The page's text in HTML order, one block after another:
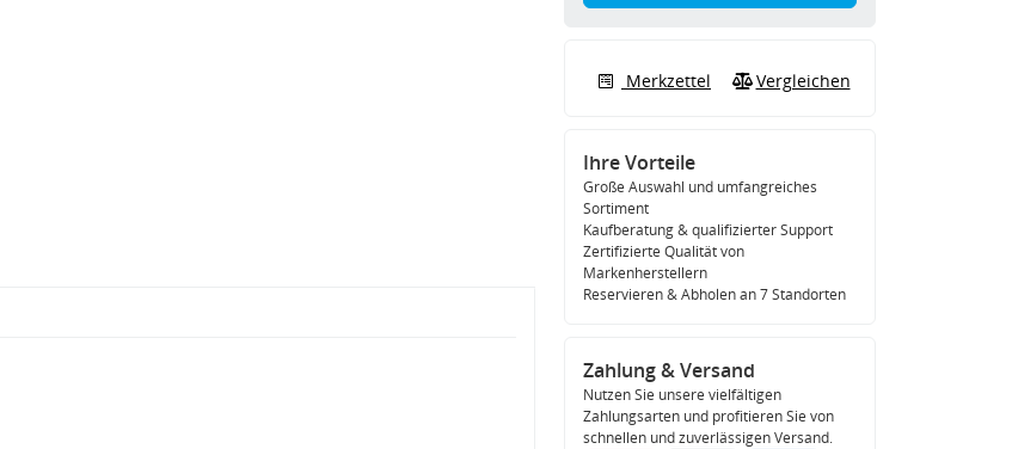
Merkzettel Vergleichen
Ihre Vorteile
Große Auswahl und umfangreiches
Sortiment
Kaufberatung & qualifizierter Support
Zertifizierte Qualität von
Markenherstellern
Reservieren & Abholen an 7 Standorten
Zahlung & Versand
Nutzen Sie unsere vielfältigen
Zahlungsarten und profitieren Sie von
schnellen und zuverlässigen Versand.